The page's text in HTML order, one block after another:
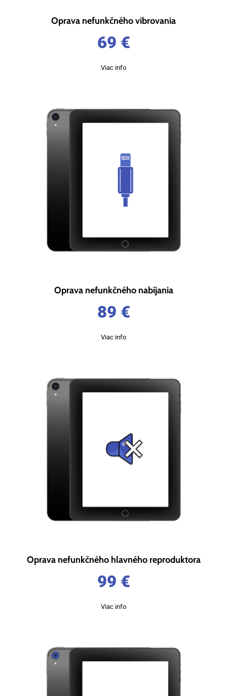
Oprava nefunkčného vibrovania
69 €
Viac info
Oprava nefunkčného nabíjania
89 €
Viac info
Oprava nefunkčného hlavného reproduktora
99 €
Viac info